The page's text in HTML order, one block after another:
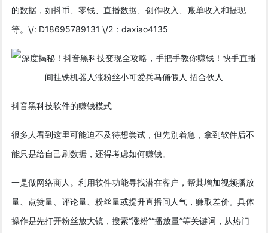
的数据，如抖币、零钱、直播数据、创作收入、账单收入和提现
等。\/: D18695789131 \/2：daxiao4135
抖音黑科技软件的赚钱模式
很多人看到这里可能迫不及待想尝试，但先别着急，拿到软件后不
能只是给自己刷数据，还得考虑如何赚钱。
一是做网络商人。利用软件功能寻找潜在客户，帮其增加视频播放
量、点赞量、评论量、粉丝量或提升直播间人气，赚取差价。具体
操作是先打开粉丝放大镜，搜索“涨粉”“播放量”等关键词，从热门